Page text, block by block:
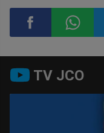
Compartilhar
no
no
TV JCO